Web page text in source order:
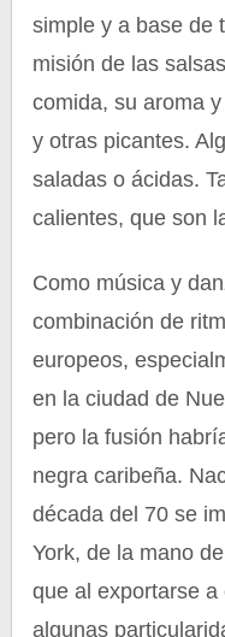
simple y a base de
misión de las
comida, su aroma
y otras picantes.
saladas o ácidas.
calientes, que son
Como música y
combinación de
europeos,
en la ciudad de
pero la fusión
negra caribeña.
década del 70 se
York, de la mano
que al exportarse
algunas